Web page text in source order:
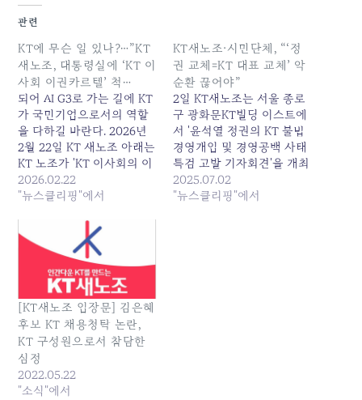
관련
KT에 무슨 일 있나?…”KT
새노조, 대통령실에 ‘KT 이
사회 이권카르텔’ 척…
되어 AI G3로 가는 길에 KT
가 국민기업으로서의 역할
을 다하길 바란다. 2026년
2월 22일 KT 새노조 아래는
KT 노조가 'KT 이사회의 이
권카르텔' 문제를 지적하며
엄정 수사를 촉구하는 내용
이다. 원본 기사: KT에 무슨
일 있나?..."KT새노조, 대통
령실에 'KT 이사회 이권카
르텔' 척... 발행일: 2026-
02-22 14:22:00
2026.02.22
"뉴스클리핑"에서
KT새노조·시민단체, “‘정
권 교체=KT 대표 교체’ 악
순환 끊어야”
2일 KT새노조는 서울 종로
구 광화문KT빌딩 이스트에
서 '윤석열 정권의 KT 불법
경영개입 및 경영공백 사태
특검 고발 기자회견'을 개최
했다/사진=윤상호 기자 KT
소수노동조합인 KT새노조
2025.07.02
"뉴스클리핑"에서
[KT새노조 입장문] 김은혜
후보 KT 채용청탁 논란,
KT 구성원으로서 참담한
심정
2022.05.22
"소식"에서